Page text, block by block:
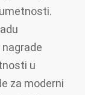
u
za moderni